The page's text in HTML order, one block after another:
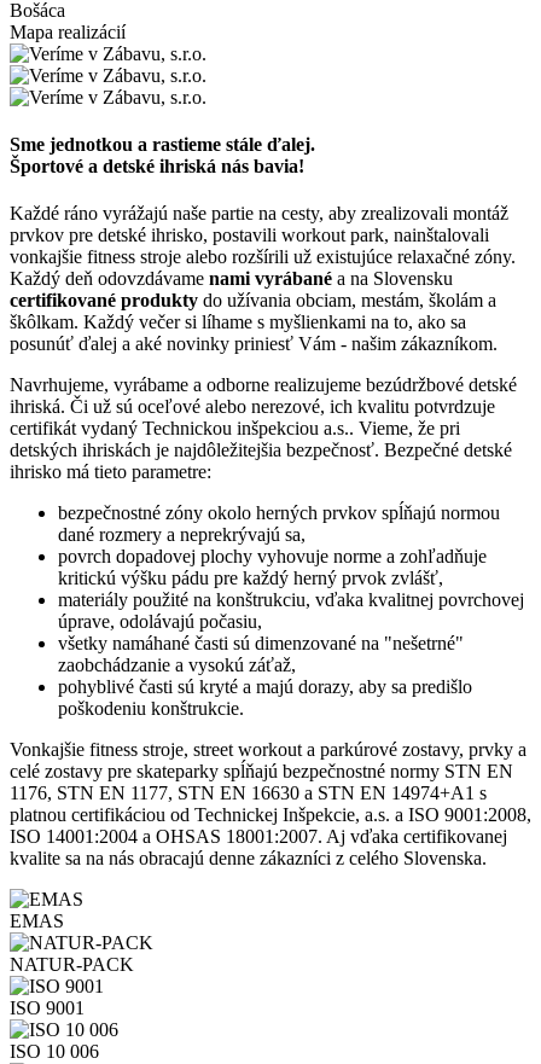
Bošáca
Mapa realizácií
Sme jednotkou a rastieme stále ďalej.
Športové a detské ihriská nás bavia!
Každé ráno vyrážajú naše partie na cesty, aby zrealizovali montáž
prvkov pre detské ihrisko, postavili workout park, nainštalovali
vonkajšie fitness stroje alebo rozšírili už existujúce relaxačné zóny.
Každý deň odovzdávame nami vyrábané a na Slovensku
certifikované produkty do užívania obciam, mestám, školám a
škôlkam. Každý večer si líhame s myšlienkami na to, ako sa
posunúť ďalej a aké novinky priniesť Vám - našim zákazníkom.
Navrhujeme, vyrábame a odborne realizujeme bezúdržbové detské
ihriská. Či už sú oceľové alebo nerezové, ich kvalitu potvrdzuje
certifikát vydaný Technickou inšpekciou a.s.. Vieme, že pri
detských ihriskách je najdôležitejšia bezpečnosť. Bezpečné detské
ihrisko má tieto parametre:
bezpečnostné zóny okolo herných prvkov spĺňajú normou
dané rozmery a neprekrývajú sa,
povrch dopadovej plochy vyhovuje norme a zohľadňuje
kritickú výšku pádu pre každý herný prvok zvlášť,
materiály použité na konštrukciu, vďaka kvalitnej povrchovej
úprave, odolávajú počasiu,
všetky namáhané časti sú dimenzované na "nešetrné"
zaobchádzanie a vysokú záťaž,
pohyblivé časti sú kryté a majú dorazy, aby sa predišlo
poškodeniu konštrukcie.
Vonkajšie fitness stroje, street workout a parkúrové zostavy, prvky a
celé zostavy pre skateparky spĺňajú bezpečnostné normy STN EN
1176, STN EN 1177, STN EN 16630 a STN EN 14974+A1 s
platnou certifikáciou od Technickej Inšpekcie, a.s. a ISO 9001:2008,
ISO 14001:2004 a OHSAS 18001:2007. Aj vďaka certifikovanej
kvalite sa na nás obracajú denne zákazníci z celého Slovenska.
EMAS
NATUR-PACK
ISO 9001
ISO 10 006